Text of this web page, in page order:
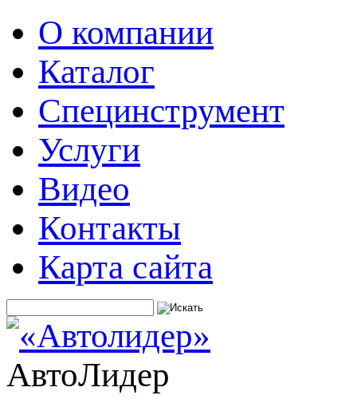
О компании
Каталог
Специнструмент
Услуги
Видео
Контакты
Карта сайта
АвтоЛидер